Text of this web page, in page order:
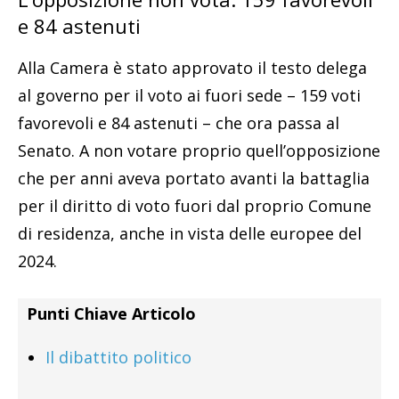
e 84 astenuti
Alla Camera è stato approvato il testo delega
al governo per il voto ai fuori sede – 159 voti
favorevoli e 84 astenuti – che ora passa al
Senato. A non votare proprio quell’opposizione
che per anni aveva portato avanti la battaglia
per il diritto di voto fuori dal proprio Comune
di residenza, anche in vista delle europee del
2024.
Punti Chiave Articolo
Il dibattito politico